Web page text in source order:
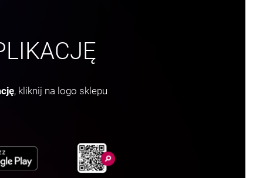
Co zrobić?
, kliknij na logo sklepu
W NOWEJ KARCIE
OTWIERA SIĘ W NOWEJ KARCIE